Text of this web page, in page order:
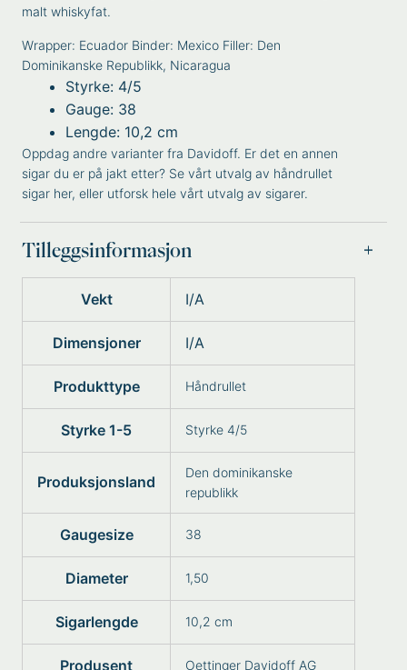
malt whiskyfat.
Wrapper: Ecuador Binder: Mexico Filler: Den
Dominikanske Republikk, Nicaragua
Styrke: 4/5
Gauge: 38
Lengde: 10,2 cm
Oppdag andre varianter fra Davidoff. Er det en annen
sigar du er på jakt etter? Se vårt utvalg av håndrullet
sigar her, eller utforsk hele vårt utvalg av sigarer.
Tilleggsinformasjon
Vekt I/A
Dimensjoner I/A
Produkttype Håndrullet
Styrke 1-5 Styrke 4/5
Produksjonsland
Den dominikanske
republikk
Gaugesize 38
Diameter 1,50
Sigarlengde 10,2 cm
Produsent Oettinger Davidoff AG